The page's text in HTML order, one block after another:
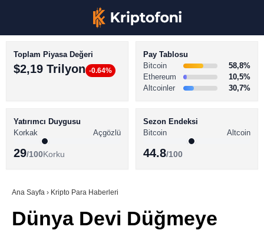
Youtube
BİTCOİN HABERLERİ
ALTCOİN HABERLERİ
SÖZLÜK
Toplam Piyasa Değeri
$2,19 Trilyon -0.64%
Pay Tablosu
Bitcoin
58,8%
Ethereum
10,5%
Altcoinler
30,7%
Yatırımcı Duygusu
Korkak
Açgözlü
29/100Korku
Sezon Endeksi
Bitcoin
Altcoin
44.8/100
Ana Sayfa › Kripto Para Haberleri
Dünya Devi Düğmeye